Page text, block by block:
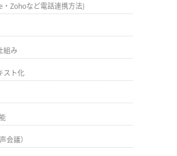
Zohoなど電話連携方法)
組み
スト化
会議）